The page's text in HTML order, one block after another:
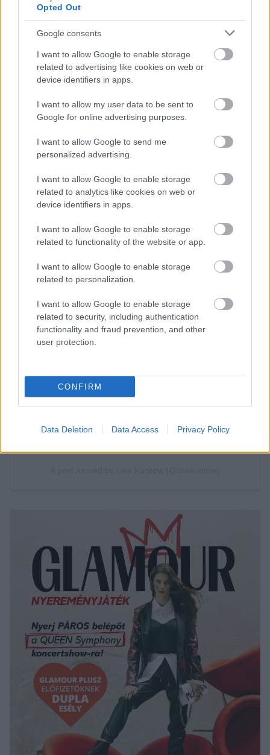
Opted Out
Google consents
I want to allow Google to enable storage
related to advertising like cookies on web or
device identifiers in apps.
I want to allow my user data to be sent to
Google for online advertising purposes.
I want to allow Google to send me
personalized advertising.
I want to allow Google to enable storage
related to analytics like cookies on web or
device identifiers in apps.
I want to allow Google to enable storage
related to functionality of the website or app.
I want to allow Google to enable storage
related to personalization.
I want to allow Google to enable storage
related to security, including authentication
functionality and fraud prevention, and other
user protection.
CONFIRM
Data Deletion Data Access Privacy Policy
Lisa Kudrow épp a napokban nyilvánosan is
támogatását fejezte ki Courtney Cox felé, akinek
szól és Facebookon nézhető.